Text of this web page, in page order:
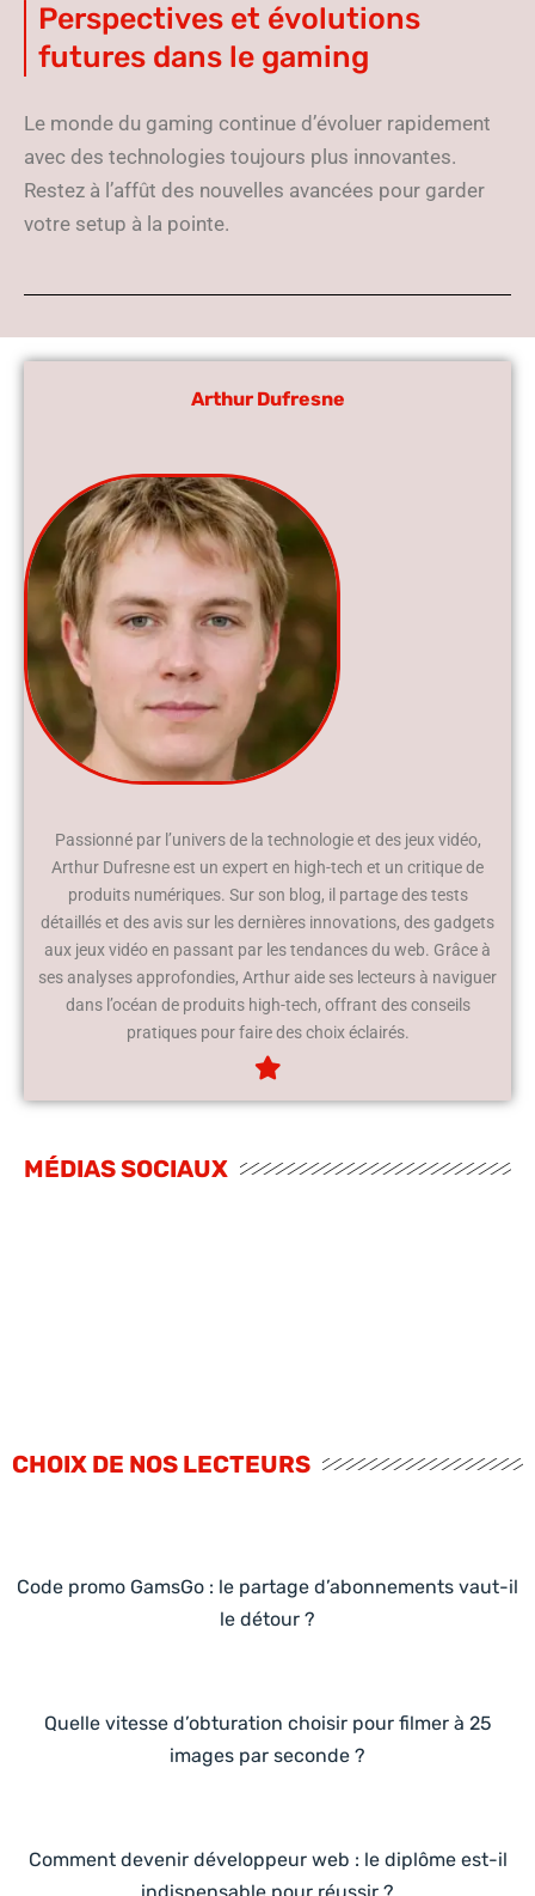
Perspectives et évolutions
futures dans le gaming
Le monde du gaming continue d’évoluer rapidement
avec des technologies toujours plus innovantes.
Restez à l’affût des nouvelles avancées pour garder
votre setup à la pointe.
Arthur Dufresne
Passionné par l’univers de la technologie et des jeux vidéo,
Arthur Dufresne est un expert en high-tech et un critique de
produits numériques. Sur son blog, il partage des tests
détaillés et des avis sur les dernières innovations, des gadgets
aux jeux vidéo en passant par les tendances du web. Grâce à
ses analyses approfondies, Arthur aide ses lecteurs à naviguer
dans l’océan de produits high-tech, offrant des conseils
pratiques pour faire des choix éclairés.
MÉDIAS SOCIAUX
CHOIX DE NOS LECTEURS
Code promo GamsGo : le partage d’abonnements vaut-il
le détour ?
Quelle vitesse d’obturation choisir pour filmer à 25
images par seconde ?
Comment devenir développeur web : le diplôme est-il